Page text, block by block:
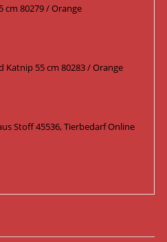
cm 80279 / Orange
55 cm 80283 / Orange
Stoff 45536, Tierbedarf Online